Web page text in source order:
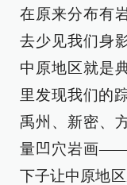
在原来分布有
去少见我们身
中原地区就是
里发现我们的
禹州、新密、
量凹穴岩画——
下子让中原地